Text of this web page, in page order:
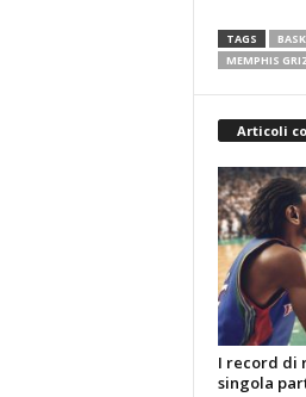
TAGS
MEMPHIS
Articoli
I record di
singola